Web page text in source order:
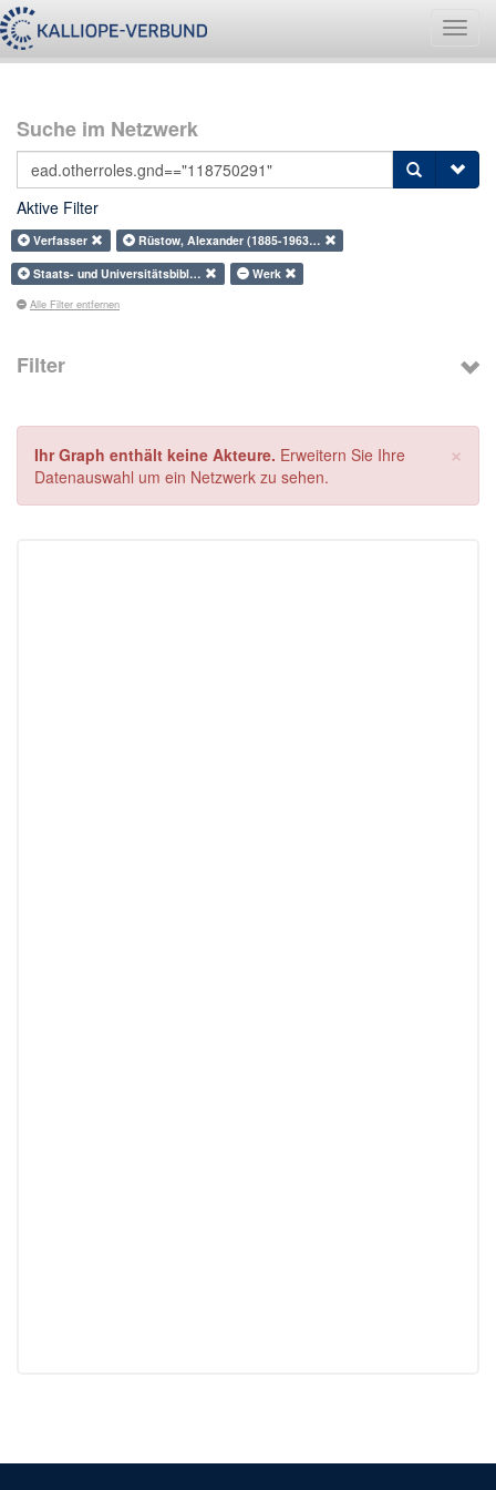
Suche im Netzwerk
Aktive Filter
Verfasser
Rüstow, Alexander (1885-1963…
Staats- und Universitätsbibl…
Werk
Alle Filter entfernen
Filter
×
Ihr Graph enthält keine Akteure. Erweitern Sie Ihre
Datenauswahl um ein Netzwerk zu sehen.